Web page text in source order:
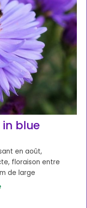
blue
en août,
floraison entre
de large